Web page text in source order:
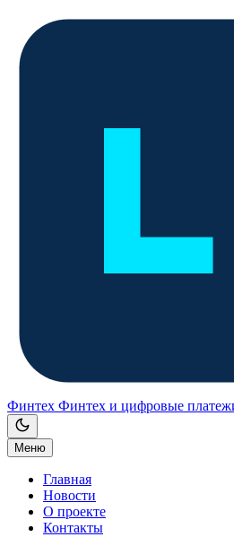
Финтех Финтех и цифровые
Меню
Главная
Новости
О проекте
Контакты